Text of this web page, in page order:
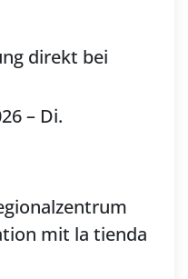
direkt bei
– Di.
mit la tienda